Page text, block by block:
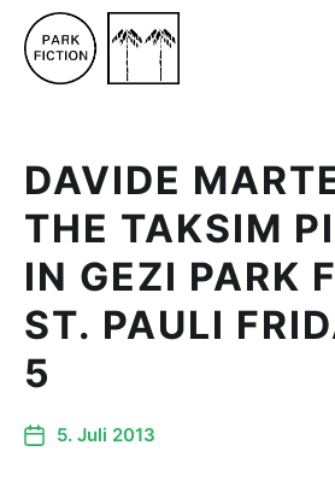
DAVIDE
THE TAKSIM
IN GEZI PARK
ST. PAULI
5
5. Juli 2013